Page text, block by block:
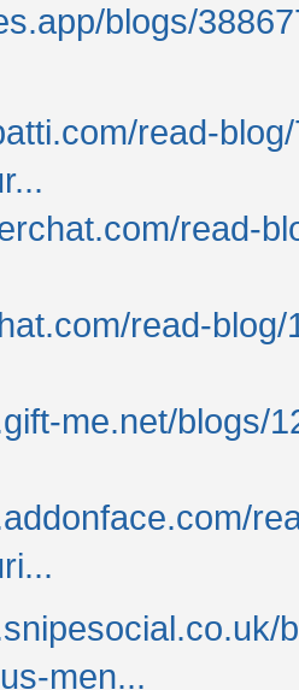
blogs/
read-
read-
read-
me.net/blogs/
men...